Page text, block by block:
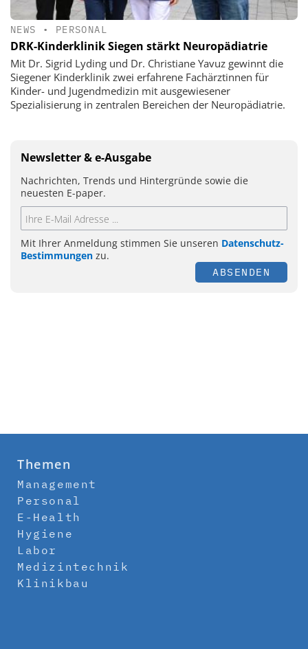
NEWS • PERSONAL
DRK-Kinderklinik Siegen stärkt Neuropädiatrie
Mit Dr. Sigrid Lyding und Dr. Christiane Yavuz gewinnt die
Siegener Kinderklinik zwei erfahrene Fachärztinnen für
Kinder- und Jugendmedizin mit ausgewiesener
Spezialisierung in zentralen Bereichen der Neuropädiatrie.
Newsletter & e-Ausgabe
Nachrichten, Trends und Hintergründe sowie die
neuesten E-paper.
Mit Ihrer Anmeldung stimmen Sie unseren Datenschutz-
Bestimmungen zu.
ABSENDEN
Themen
Management
Personal
E-Health
Hygiene
Labor
Medizintechnik
Klinikbau